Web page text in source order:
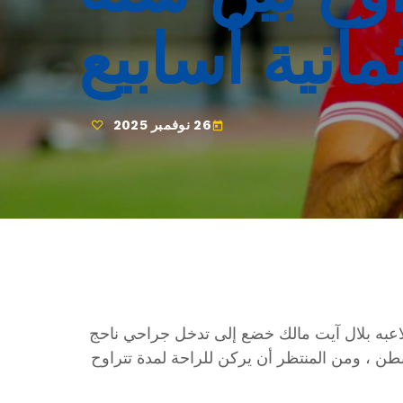
أسابيع
today 26 نوفمبر 2025
الإفريقي اليوم الإربعاء 26 نوفمبر 2025 أن لاعبه بلال آيت مالك خضع إلى تدخل جراحي ناحج
، ومن المنتظر أن يركن للراحة لمدة تتراوح